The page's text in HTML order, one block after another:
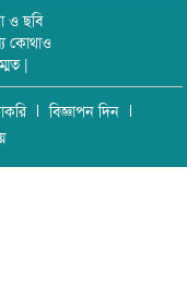
ও ছবি
কোথাও
|
বিজ্ঞাপন দিন